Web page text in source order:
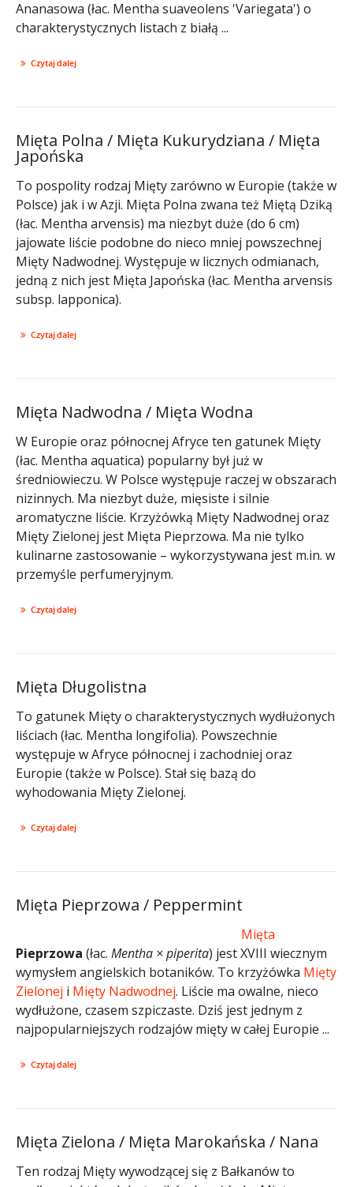
Ananasowa (łac. Mentha suaveolens 'Variegata') o
charakterystycznych listach z białą ...
Czytaj dalej
Mięta Polna / Mięta Kukurydziana / Mięta
Japońska
To pospolity rodzaj Mięty zarówno w Europie (także w
Polsce) jak i w Azji. Mięta Polna zwana też Miętą Dziką
(łac. Mentha arvensis) ma niezbyt duże (do 6 cm)
jajowate liście podobne do nieco mniej powszechnej
Mięty Nadwodnej. Występuje w licznych odmianach,
jedną z nich jest Mięta Japońska (łac. Mentha arvensis
subsp. lapponica).
Czytaj dalej
Mięta Nadwodna / Mięta Wodna
W Europie oraz północnej Afryce ten gatunek Mięty
(łac. Mentha aquatica) popularny był już w
średniowieczu. W Polsce występuje raczej w obszarach
nizinnych. Ma niezbyt duże, mięsiste i silnie
aromatyczne liście. Krzyżówką Mięty Nadwodnej oraz
Mięty Zielonej jest Mięta Pieprzowa. Ma nie tylko
kulinarne zastosowanie – wykorzystywana jest m.in. w
przemyśle perfumeryjnym.
Czytaj dalej
Mięta Długolistna
To gatunek Mięty o charakterystycznych wydłużonych
liściach (łac. Mentha longifolia). Powszechnie
występuje w Afryce północnej i zachodniej oraz
Europie (także w Polsce). Stał się bazą do
wyhodowania Mięty Zielonej.
Czytaj dalej
Mięta Pieprzowa / Peppermint
Mięta
Pieprzowa (łac. Mentha × piperita) jest XVIII wiecznym
wymysłem angielskich botaników. To krzyżówka Mięty
Zielonej i Mięty Nadwodnej. Liście ma owalne, nieco
wydłużone, czasem szpiczaste. Dziś jest jednym z
najpopularniejszych rodzajów mięty w całej Europie ...
Czytaj dalej
Mięta Zielona / Mięta Marokańska / Nana
Ten rodzaj Mięty wywodzącej się z Bałkanów to